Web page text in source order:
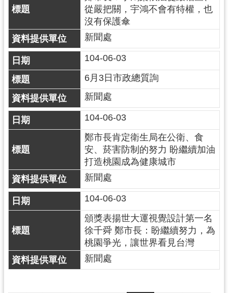
從嚴把關，宇鴻不會有特權，也
沒有保護傘
新聞處
104-06-03
6月3日市政總質詢
新聞處
104-06-03
鄭市長肯定衛生局在公衛、食
安、菸害防制的努力 盼繼續加油
打造桃園成為健康城市
新聞處
104-06-03
頒獎表揚世大運視覺設計第一名
徐千舜 鄭市長：盼繼續努力，為
桃園爭光，讓世界看見台灣
新聞處